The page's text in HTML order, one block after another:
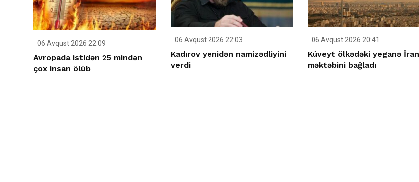
06 Avqust 2026 22:09
Avropada istidən 25 mindən
çox insan ölüb
06 Avqust 2026 22:03
Kadırov yenidən namizədliyini
verdi
06 Avqust 2026 20:41
Küveyt ölkədəki yeganə İran
məktəbini bağladı